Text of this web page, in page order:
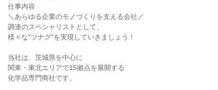
仕事内容
＼あらゆる企業のモノづくりを支える会社／
調達のスペシャリストとして、
様々な"ツナグ"を実現していきましょう！
当社は、茨城県を中心に
関東・東北エリアで15拠点を展開する
化学品専門商社です。